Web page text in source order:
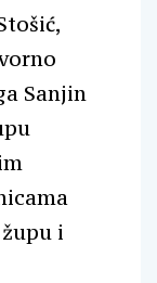
Sanjin
i